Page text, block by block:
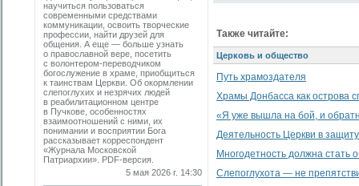
научиться пользоваться
современными средствами
коммуникации, освоить творческие
профессии, найти друзей для
общения. А еще — больше узнать
о православной вере, посетить
с волонтером-переводчиком
богослужение в храме, приобщиться
к таинствам Церкви. Об окормлении
слепоглухих и незрячих людей
в реабилитационном центре
в Пучкове, особенностях
взаимоотношений с ними, их
понимании и восприятии Бога
рассказывает корреспондент
«Журнала Московской
Патриархии». PDF-версия.
5 мая 2026 г. 14:30
Также читайте:
Церковь и общество
Путь храмоздателя
Храмы Донбасса как острова
«Я уже вышла на бой, и
Деятельность Церкви в
Многодетность должна стать
Слепоглухота — не